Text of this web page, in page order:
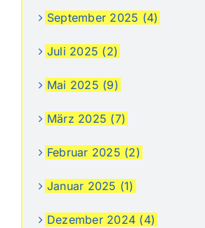
September 2025 (4)
Juli 2025 (2)
Mai 2025 (9)
März 2025 (7)
Februar 2025 (2)
Januar 2025 (1)
Dezember 2024 (4)